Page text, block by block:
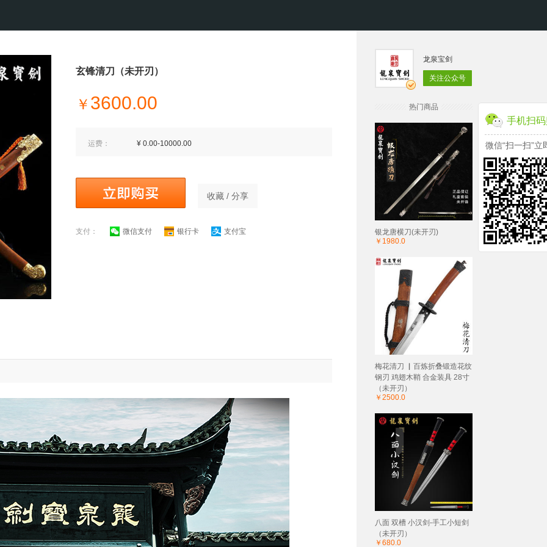
玄锋清刀（未开刃）
￥ 3600.00
运费： ¥ 0.00-10000.00
收藏 / 分享
支付： 微信支付 银行卡 支付宝
龙泉宝剑
关注公众号
热门商品
银龙唐横刀(未开刃)
￥1980.0
梅花清刀 ▏百炼折叠锻造花纹
钢刃 鸡翅木鞘 合金装具 28寸
（未开刃）
￥2500.0
八面 双槽 小汉剑-手工小短剑
（未开刃）
￥680.0
手机扫
微信“扫一扫”立